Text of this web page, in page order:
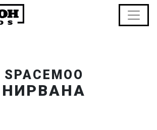
SPACEMOO
НИРВАНА